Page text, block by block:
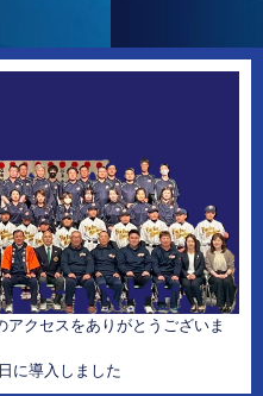
アクセスをありがとうございま
に導入しました